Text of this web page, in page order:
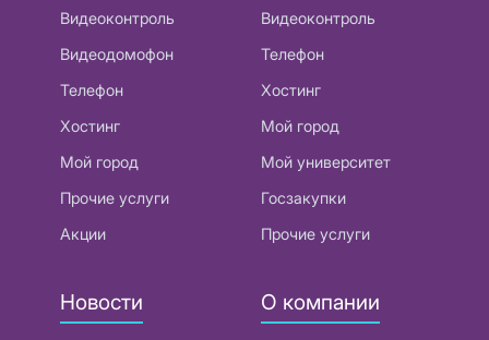
Видеоконтроль
Видеодомофон
Телефон
Хостинг
Мой город
Прочие услуги
Акции
Видеоконтроль
Телефон
Хостинг
Мой город
Мой университет
Госзакупки
Прочие услуги
Новости О компании